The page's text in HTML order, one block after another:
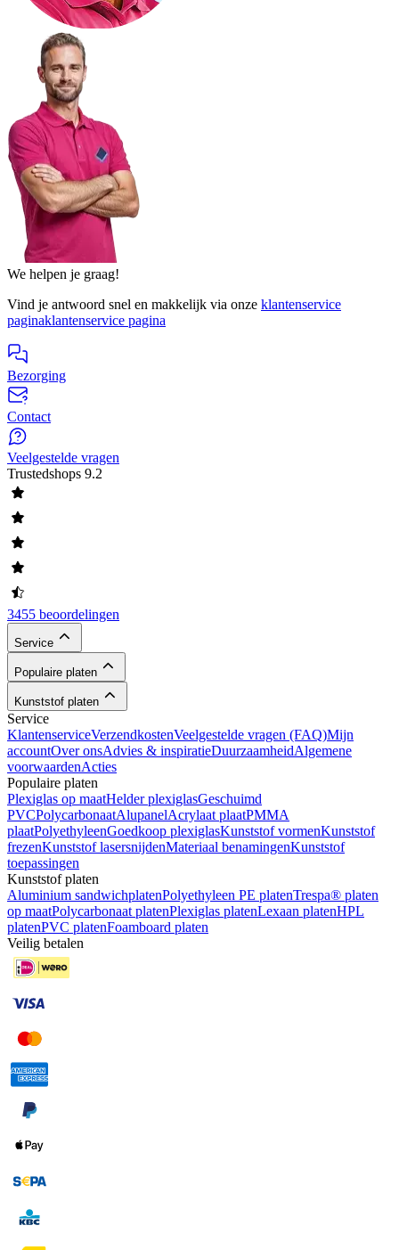
We helpen je graag!
Vind je antwoord snel en makkelijk via onze klantenservice
paginaklantenservice pagina
Bezorging
Contact
Veelgestelde vragen
Trustedshops 9.2
3455 beoordelingen
Service
Populaire platen
Kunststof platen
Service
KlantenserviceVerzendkostenVeelgestelde vragen (FAQ)Mijn
accountOver onsAdvies & inspiratieDuurzaamheidAlgemene
voorwaardenActies
Populaire platen
Plexiglas op maatHelder plexiglasGeschuimd
PVCPolycarbonaatAlupanelAcrylaat plaatPMMA
plaatPolyethyleenGoedkoop plexiglasKunststof vormenKunststof
frezenKunststof lasersnijdenMateriaal benamingenKunststof
toepassingen
Kunststof platen
Aluminium sandwichplatenPolyethyleen PE platenTrespa® platen
op maatPolycarbonaat platenPlexiglas platenLexaan platenHPL
platenPVC platenFoamboard platen
Veilig betalen